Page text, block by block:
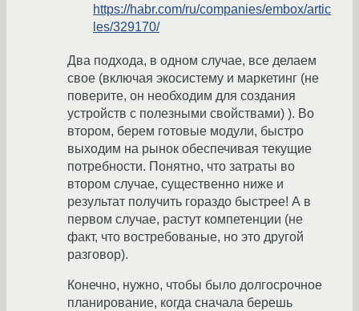
https://habr.com/ru/companies/embox/artic
les/329170/
Два подхода, в одном случае, все делаем
свое (включая экосистему и маркетинг (не
поверите, он необходим для создания
устройств с полезными свойствами) ). Во
втором, берем готовые модули, быстро
выходим на рынок обеспечивая текущие
потребности. Понятно, что затраты во
втором случае, существенно ниже и
результат получить гораздо быстрее! А в
первом случае, растут компетенции (не
факт, что востребованые, но это другой
разговор).
Конечно, нужно, чтобы было долгосрочное
планирование, когда сначала берешь